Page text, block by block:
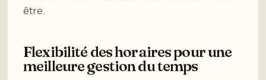
être.
Flexibilité des horaires pour une
meilleure gestion du temps